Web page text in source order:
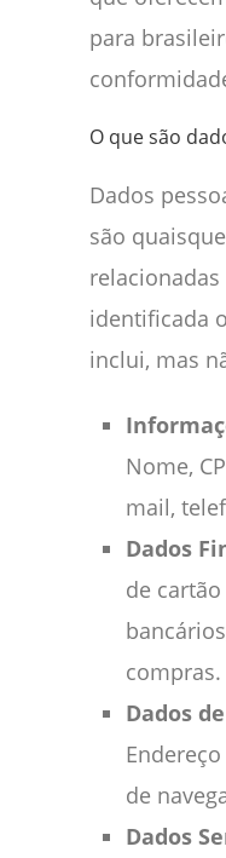
para
O que são
Dados
são
identificada
inclui, mas
Nome,
mail,
Dados
de
compras.
Dados
de
Dados